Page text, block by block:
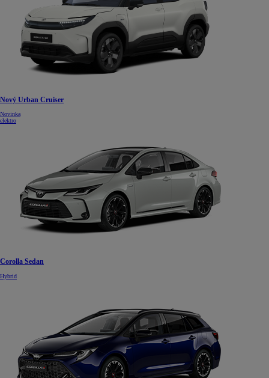
Nový Urban Cruiser
Novinka
elektro
Corolla Sedan
Hybrid